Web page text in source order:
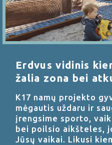
Erdvus vidinis
žalia zona bei
K17 namų projekto
mėgautis uždaru ir
įrengsime sporto,
bei poilsio aikšteles,
Jūsų vaikai. Likusi